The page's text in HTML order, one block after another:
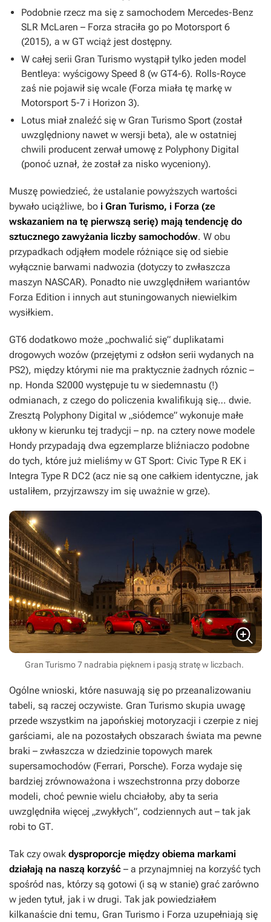
Podobnie rzecz ma się z samochodem Mercedes-Benz
SLR McLaren – Forza straciła go po Motorsport 6
(2015), a w GT wciąż jest dostępny.
W całej serii Gran Turismo wystąpił tylko jeden model
Bentleya: wyścigowy Speed 8 (w GT4-6). Rolls-Royce
zaś nie pojawił się wcale (Forza miała tę markę w
Motorsport 5-7 i Horizon 3).
Lotus miał znaleźć się w Gran Turismo Sport (został
uwzględniony nawet w wersji beta), ale w ostatniej
chwili producent zerwał umowę z Polyphony Digital
(ponoć uznał, że został za nisko wyceniony).
Muszę powiedzieć, że ustalanie powyższych wartości
bywało uciążliwe, bo i Gran Turismo, i Forza (ze
wskazaniem na tę pierwszą serię) mają tendencję do
sztucznego zawyżania liczby samochodów. W obu
przypadkach odjąłem modele różniące się od siebie
wyłącznie barwami nadwozia (dotyczy to zwłaszcza
maszyn NASCAR). Ponadto nie uwzględniłem wariantów
Forza Edition i innych aut stuningowanych niewielkim
wysiłkiem.
GT6 dodatkowo może „pochwalić się” duplikatami
drogowych wozów (przejętymi z odsłon serii wydanych na
PS2), między którymi nie ma praktycznie żadnych róznic –
np. Honda S2000 występuje tu w siedemnastu (!)
odmianach, z czego do policzenia kwalifikują się… dwie.
Zresztą Polyphony Digital w „siódemce” wykonuje małe
ukłony w kierunku tej tradycji – np. na cztery nowe modele
Hondy przypadają dwa egzemplarze bliźniaczo podobne
do tych, które już mieliśmy w GT Sport: Civic Type R EK i
Integra Type R DC2 (acz nie są one całkiem identyczne, jak
ustaliłem, przyjrzawszy im się uważnie w grze).
Gran Turismo 7 nadrabia pięknem i pasją stratę w liczbach.
Ogólne wnioski, które nasuwają się po przeanalizowaniu
tabeli, są raczej oczywiste. Gran Turismo skupia uwagę
przede wszystkim na japońskiej motoryzacji i czerpie z niej
garściami, ale na pozostałych obszarach świata ma pewne
braki – zwłaszcza w dziedzinie topowych marek
supersamochodów (Ferrari, Porsche). Forza wydaje się
bardziej zrównoważona i wszechstronna przy doborze
modeli, choć pewnie wielu chciałoby, aby ta seria
uwzględniła więcej „zwykłych”, codziennych aut – tak jak
robi to GT.
Tak czy owak dysproporcje między obiema markami
działają na naszą korzyść – a przynajmniej na korzyść tych
spośród nas, którzy są gotowi (i są w stanie) grać zarówno
w jeden tytuł, jak i w drugi. Tak jak powiedziałem
kilkanaście dni temu, Gran Turismo i Forza uzupełniają się